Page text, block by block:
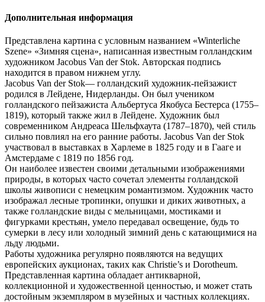
Дополнительная информация
Представлена картина с условным названием «Winterliche
Szene» «Зимняя сцена», написанная известным голландским
художником Jacobus Van der Stok. Авторская подпись
находится в правом нижнем углу.
Jacobus Van der Stok— голландский художник-пейзажист
родился в Лейдене, Нидерланды. Он был учеником
голландского пейзажиста Альбертуса Якобуса Бестерса (1755–
1819), который также жил в Лейдене. Художник был
современником Андреаса Шельфхаута (1787–1870), чей стиль
сильно повлиял на его ранние работы. Jacobus Van der Stok
участвовал в выставках в Харлеме в 1825 году и в Гааге и
Амстердаме с 1819 по 1856 год.
Он наиболее известен своими детальными изображениями
природы, в которых часто сочетал элементы голландской
школы живописи с немецким романтизмом. Художник часто
изображал лесные тропинки, опушки и диких животных, а
также голландские виды с мельницами, мостиками и
фигурками крестьян, умело передавал освещение, будь то
сумерки в лесу или холодный зимний день с катающимися на
льду людьми.
Работы художника регулярно появляются на ведущих
европейских аукционах, таких как Christie’s и Dorotheum.
Представленная картина обладает антикварной,
коллекционной и художественной ценностью, и может стать
достойным экземпляром в музейных и частных коллекциях.